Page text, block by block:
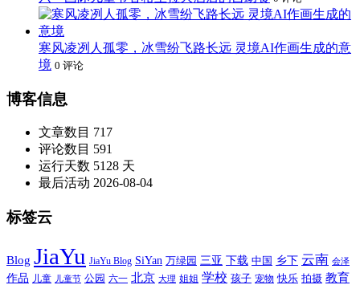
寒风凌冽人孤零，冰雪纷飞路长远 灵境AI作画生成的意
境 0 评论
博客信息
文章数目 717
评论数目 591
运行天数 5128 天
最后活动 2026-08-04
标签云
Blog JiaYu JiaYu Blog SiYan 万绿园 三亚 下载 中国 乡下 云南 会泽
作品 儿童 儿童节 公园 六一 北京 大理 姐姐 学校 孩子 宠物 快乐 拍摄 教育